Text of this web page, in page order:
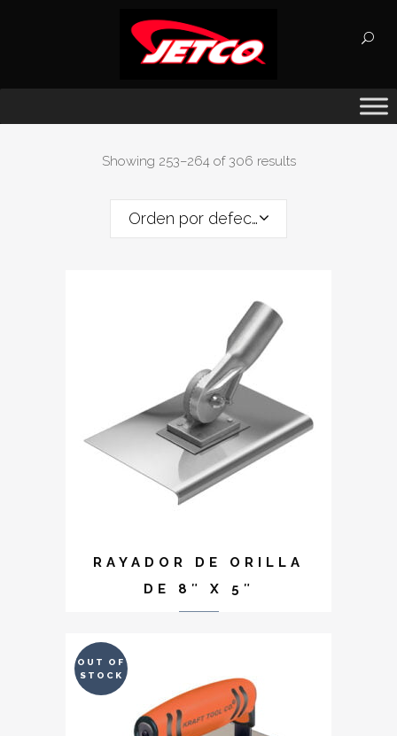
de
Showing 253–264 of 306 results
Orden por defecto
RAYADOR DE ORILLA
DE 8″ X 5″
OUT OF
STOCK